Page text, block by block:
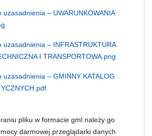
uzasadnienia – UWARUNKOWANIA
uzasadnienia – INFRASTRUKTURA
I TRANSPORTOWA.png
uzasadnienia – GMINNY KATALOG
pliku w formacie gml należy go
darmowej przeglądarki danych